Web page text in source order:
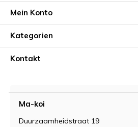
Mein Konto
Kategorien
Kontakt
Ma-koi
Duurzaamheidstraat 19